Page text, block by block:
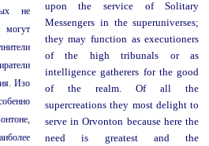
не
могут
Изо
upon the service of Solitary
Messengers in the superuniverses;
they may function as executioners
of the high tribunals or as
intelligence gatherers for the good
of the realm. Of all the
supercreations they most delight to
serve in Orvonton because here the
need is greatest and the